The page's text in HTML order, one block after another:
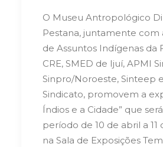
O Museu Antropológico
Pestana, juntamente com
de Assuntos Indígenas da
CRE, SMED de Ijuí, APMI
Sinpro/Noroeste, Sinteep
Sindicato, promovem a
Índios e a Cidade” que
período de 10 de abril a 11
na Sala de Exposições